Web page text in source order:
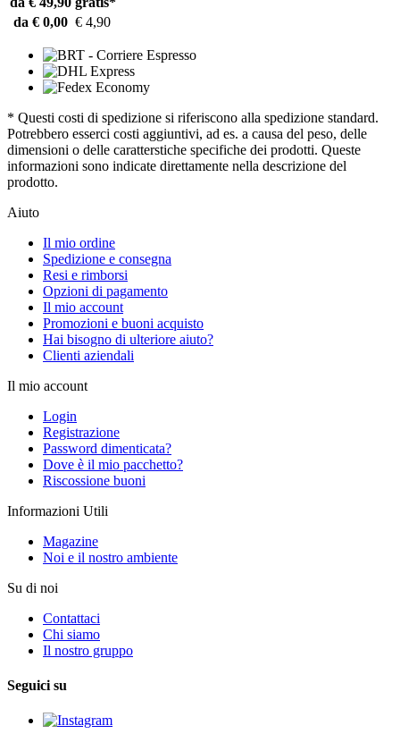
da € 0,00 € 4,90
* Questi costi di spedizione si riferiscono alla spedizione standard.
Potrebbero esserci costi aggiuntivi, ad es. a causa del peso, delle
dimensioni o delle caratterstiche specifiche dei prodotti. Queste
informazioni sono indicate direttamente nella descrizione del
prodotto.
Aiuto
Il mio ordine
Spedizione e consegna
Resi e rimborsi
Opzioni di pagamento
Il mio account
Promozioni e buoni acquisto
Hai bisogno di ulteriore aiuto?
Clienti aziendali
Il mio account
Login
Registrazione
Password dimenticata?
Dove è il mio pacchetto?
Riscossione buoni
Informazioni Utili
Magazine
Noi e il nostro ambiente
Su di noi
Contattaci
Chi siamo
Il nostro gruppo
Seguici su